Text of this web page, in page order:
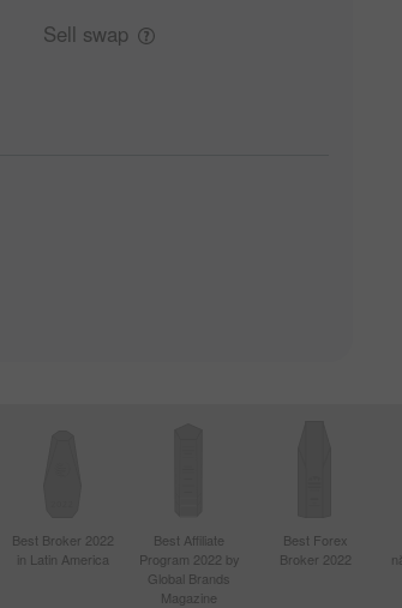
Sell swap
Best Broker 2022
in Latin America
Best Affiliate
Program 2022 by
Global Brands
Magazine
Best Forex
Broker 2022